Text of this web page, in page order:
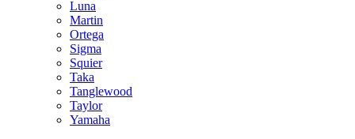
Luna
Martin
Ortega
Sigma
Squier
Taka
Tanglewood
Taylor
Yamaha